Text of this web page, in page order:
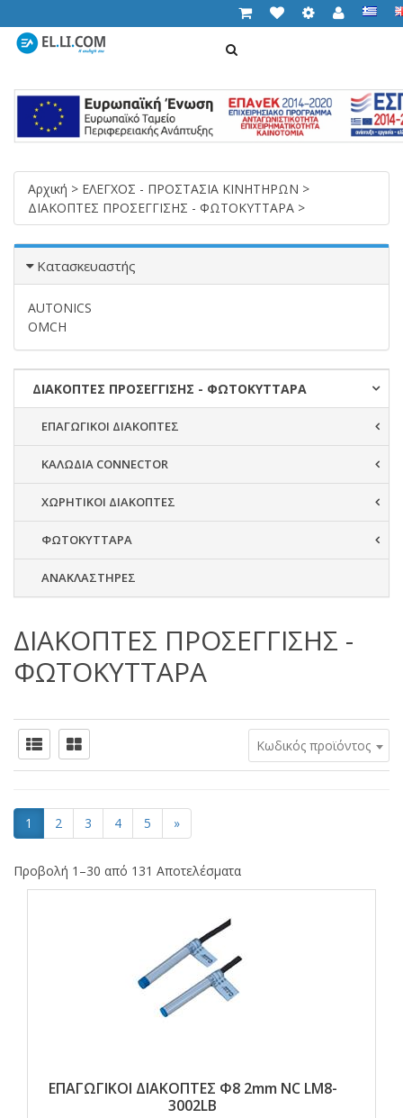
Αρχική > ΕΛΕΓΧΟΣ - ΠΡΟΣΤΑΣΙΑ ΚΙΝΗΤΗΡΩΝ >
ΔΙΑΚΟΠΤΕΣ ΠΡΟΣΕΓΓΙΣΗΣ - ΦΩΤΟΚΥΤΤΑΡΑ >
Κατασκευαστής
AUTONICS
OMCH
ΔΙΑΚΟΠΤΕΣ ΠΡΟΣΕΓΓΙΣΗΣ - ΦΩΤΟΚΥΤΤΑΡΑ
ΕΠΑΓΩΓΙΚΟΙ ΔΙΑΚΟΠΤΕΣ
ΚΑΛΩΔΙΑ CONNECTOR
ΧΩΡΗΤΙΚΟΙ ΔΙΑΚΟΠΤΕΣ
ΦΩΤΟΚΥΤΤΑΡΑ
ΑΝΑΚΛΑΣΤΗΡΕΣ
ΔΙΑΚΟΠΤΕΣ ΠΡΟΣΕΓΓΙΣΗΣ -
ΦΩΤΟΚΥΤΤΑΡΑ
Κωδικός προϊόντος
1 2 3 4 5 »
Προβολή 1–30 από 131 Αποτελέσματα
ΕΠΑΓΩΓΙΚΟΙ ΔΙΑΚΟΠΤΕΣ Φ8 2mm NC LM8-
3002LΒ